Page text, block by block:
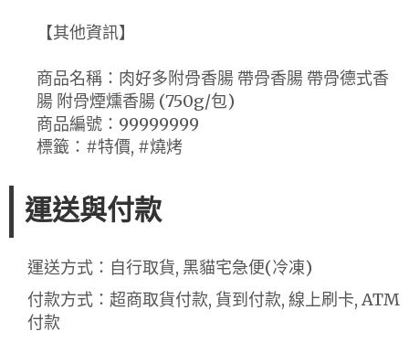
【其他資訊】
商品名稱：肉好多附骨香腸 帶骨香腸 帶骨德式香
腸 附骨煙燻香腸 (750g/包)
商品編號：99999999
標籤：#特價, #燒烤
運送與付款
運送方式：自行取貨, 黑貓宅急便(冷凍)
付款方式：超商取貨付款, 貨到付款, 線上刷卡, ATM
付款